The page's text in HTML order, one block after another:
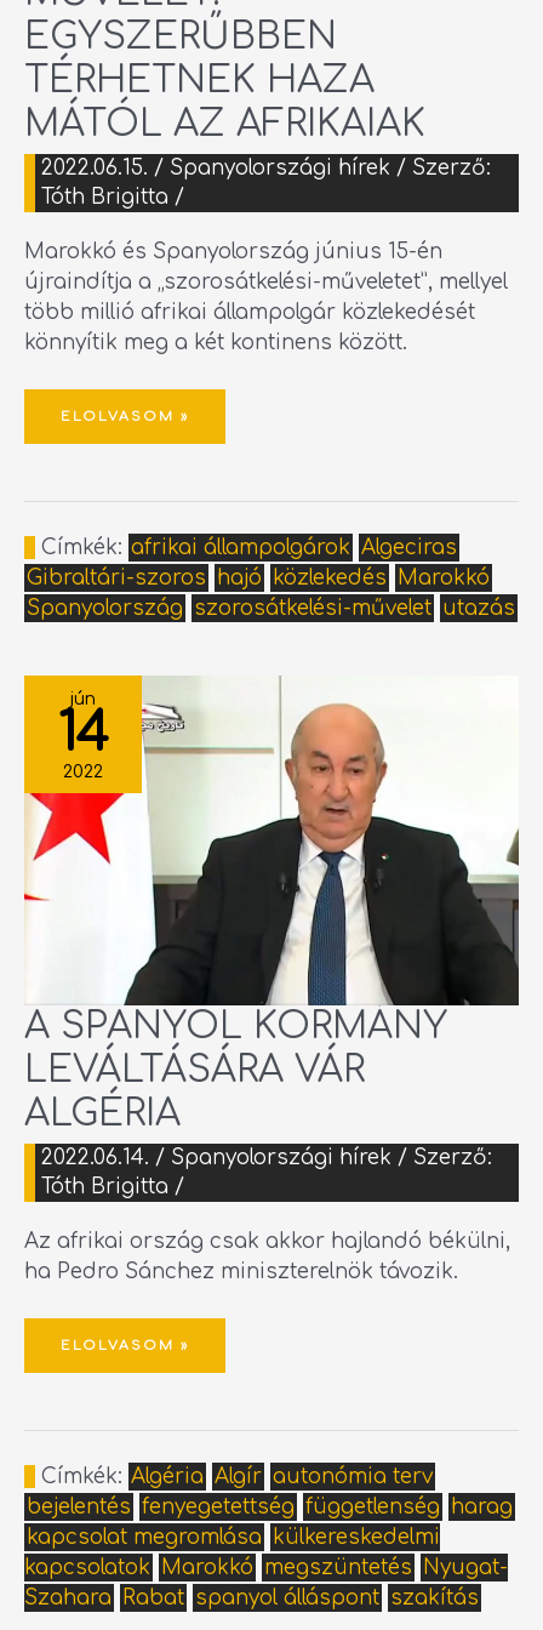
EGYSZERŰBBEN
TÉRHETNEK HAZA
MÁTÓL AZ AFRIKAIAK
2022.06.15. / Spanyolországi hírek / Szerző:
Tóth Brigitta /
Marokkó és Spanyolország június 15-én
újraindítja a „szorosátkelési-műveletet”, mellyel
több millió afrikai állampolgár közlekedését
könnyítik meg a két kontinens között.
ELOLVASOM »
Címkék: afrikai állampolgárok Algeciras
Gibraltári-szoros hajó közlekedés
Marokkó
Spanyolország szorosátkelési-művelet utazás
jún
14
2022
A SPANYOL KORMÁNY
LEVÁLTÁSÁRA VÁR
ALGÉRIA
2022.06.14. / Spanyolországi hírek / Szerző:
Tóth Brigitta /
Az afrikai ország csak akkor hajlandó békülni,
ha Pedro Sánchez miniszterelnök távozik.
A
SPANYOL
KORMÁNY
LEVÁLTÁSÁRA
VÁR
ALGÉRIA
ELOLVASOM »
Címkék: Algéria Algír autonómia terv
bejelentés fenyegetettség függetlenség harag
kapcsolat megromlása
külkereskedelmi
kapcsolatok
Marokkó megszüntetés
Nyugat-
Szahara
Rabat spanyol álláspont szakítás